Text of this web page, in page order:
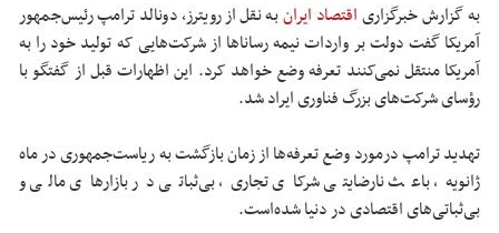
به گزارش خبرگزاریاقتصاد ایرانبه نقل از رویترز، دونالد ترامپ رئیس‌جمهور
آمریکا گفت دولت بر واردات نیمه رساناها از شرکت‌هایی که تولید خود را به
آمریکا منتقل نمی‌کنند تعرفه وضع خواهد کرد. این اظهارات قبل از گفتگو با
رؤسای شرکت‌های بزرگ فناوری ایراد شد.
تهدید ترامپ درمورد وضع تعرفه‌ها از زمان بازگشت به ریاست‌جمهوری در ماه
ژانویه، باعث نارضایتی شرکای تجاری، بی‌ثباتی در بازارهای مالی و
بی‌ثباتی‌های اقتصادی در دنیا شده‌است.